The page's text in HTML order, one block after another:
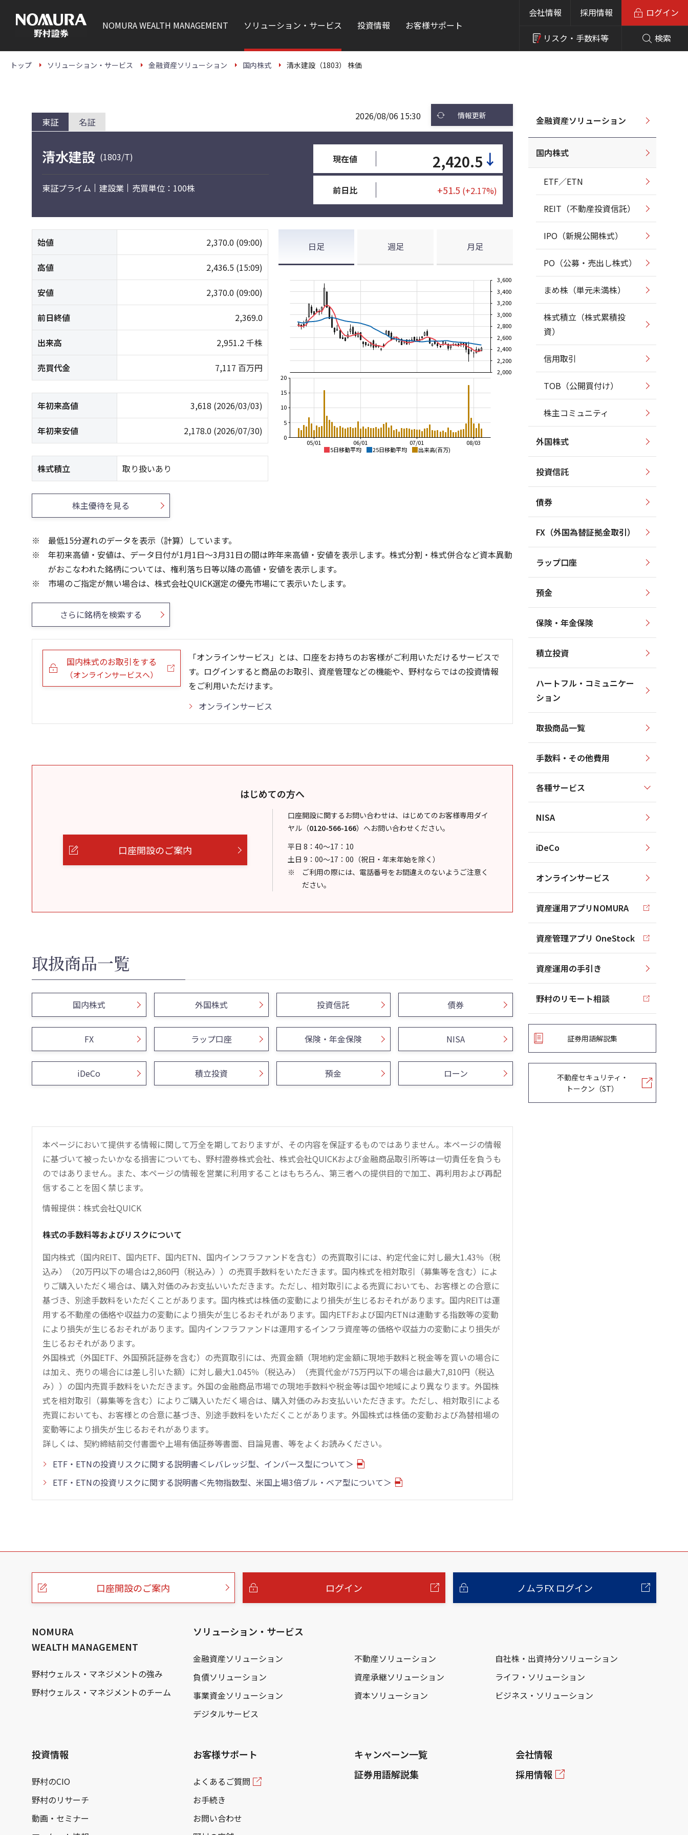
本
NOMURAWEALTH MANAGEMENT ソリューション・サービス 投資情報 お客様サポート
会社情報 採用情報
リスク・ 手数料等 検索
ログイン
トップ ソリューション・サービス 金融資産ソリューション 国内株式 清水建設（1803） 株価
東証 名証 2026/08/06 15:30 情報更新
清水建設 (1803/T)
東証プライム 建設業 売買単位：100株
現在値 2,420.5 ↓
前日比 +51.5 (+2.17%)
始値 2,370.0 (09:00)
高値 2,436.5 (15:09)
安値 2,370.0 (09:00)
前日終値 2,369.0
出来高 2,951.2 千株
売買代金 7,117 百万円
年初来高値 3,618 (2026/03/03)
年初来安値 2,178.0 (2026/07/30)
株式積立 取り扱いあり
日足 週足 月足
5日移動平均 25日移動平均 出来高(百万)
08/03
07/01
06/01
05/01
2,000
2,200
2,400
2,600
2,800
3,000
3,200
3,400
3,600
0
5
10
15
20
13週移動平均 26週移動平均 出来高(百万)
10
15
5ヶ月移動平均 25ヶ月移動平均 出来高(百万)
1,000
10
株主優待を見る
最低15分遅れのデータを表示（計算）しています。
年初来高値・安値は、データ日付が1月1日～3月31日の間は昨年来高値・安値を表示します。株式分割・株式併合など資本異動
がおこなわれた銘柄については、権利落ち日等以降の高値・安値を表示します。
市場のご指定が無い場合は、株式会社QUICK選定の優先市場にて表示いたします。
さらに銘柄を検索する
国内株式のお取引をする
（オンラインサービスへ）
「オンラインサービス」とは、口座をお持ちのお客様がご利用いただけるサービスで
す。ログインすると商品のお取引、資産管理などの機能や、野村ならではの投資情報
をご利用いただけます。
オンラインサービス
はじめての方へ
口座開設のご案内
口座開設に関するお問い合わせは、はじめてのお客様専用ダイ
ヤル （0120-566-166） へお問い合わせください。
平日 8：40～17：10
土日 9：00～17：00（祝日・年末年始を除く）
ご利用の際には、電話番号をお間違えのないようご注意く
ださい。
取扱商品一覧
国内株式 外国株式 投資信託 債券
FX ラップ口座 保険・年金保険 NISA
iDeCo 積立投資 預金 ローン
本ページにおいて提供する情報に関して万全を期しておりますが、その内容を保証するものではありません。本ページの情報
に基づいて被ったいかなる損害についても、野村證券株式会社、株式会社QUICKおよび金融商品取引所等は一切責任を負うも
のではありません。また、本ページの情報を営業に利用することはもちろん、第三者への提供目的で加工、再利用および再配
信することを固く禁じます。
情報提供：株式会社QUICK
株式の手数料等およびリスクについて
国内株式（国内REIT、国内ETF、国内ETN、国内インフラファンドを含む）の売買取引には、約定代金に対し最大1.43％（税
込み）（20万円以下の場合は2,860円（税込み））の売買手数料をいただきます。国内株式を相対取引（募集等を含む）によ
りご購入いただく場合は、購入対価のみお支払いいただきます。ただし、相対取引による売買においても、お客様との合意に
基づき、別途手数料をいただくことがあります。国内株式は株価の変動により損失が生じるおそれがあります。国内REITは運
用する不動産の価格や収益力の変動により損失が生じるおそれがあります。国内ETFおよび国内ETNは連動する指数等の変動
により損失が生じるおそれがあります。国内インフラファンドは運用するインフラ資産等の価格や収益力の変動により損失が
生じるおそれがあります。
外国株式（外国ETF、外国預託証券を含む）の売買取引には、売買金額（現地約定金額に現地手数料と税金等を買いの場合に
は加え、売りの場合には差し引いた額）に対し最大1.045％（税込み）（売買代金が75万円以下の場合は最大7,810円（税込
み））の国内売買手数料をいただきます。外国の金融商品市場での現地手数料や税金等は国や地域により異なります。外国株
式を相対取引（募集等を含む）によりご購入いただく場合は、購入対価のみお支払いいただきます。ただし、相対取引による
売買においても、お客様との合意に基づき、別途手数料をいただくことがあります。外国株式は株価の変動および為替相場の
変動等により損失が生じるおそれがあります。
詳しくは、契約締結前交付書面や上場有価証券等書面、目論見書、等をよくお読みください。
ETF・ETNの投資リスクに関する説明書＜レバレッジ型、インバース型について＞
ETF・ETNの投資リスクに関する説明書＜先物指数型、米国上場3倍ブル・ベア型について＞
金融資産ソリューション
国内株式
ETF／ETN
REIT（不動産投資信託）
IPO（新規公開株式）
PO（公募・売出し株式）
まめ株（単元未満株）
株式積立（株式累積投
資）
信用取引
TOB（公開買付け）
株主コミュニティ
外国株式
投資信託
債券
FX（外国為替証拠金取引）
ラップ口座
預金
保険・年金保険
積立投資
ハートフル・コミュニケー
ション
取扱商品一覧
手数料・その他費用
各種サービス
NISA
iDeCo
オンラインサービス
資産運用アプリNOMURA
資産管理アプリ OneStock
資産運用の手引き
野村のリモート相談
証券用語解説集
不動産セキュリティ・
トークン（ST）
こ
口座開設のご案内 ログイン ノムラFX ログイン
NOMURA
WEALTH MANAGEMENT
野村ウェルス・マネジメントの強み
野村ウェルス・マネジメントのチーム
ソリューション・サービス
金融資産ソリューション 不動産ソリューション
自社株・出資持分ソリューション
負債ソリューション
資産承継ソリューション
ライフ・ソリューション
事業資金ソリューション
資本ソリューション
ビジネス・ソリューション
デジタルサービス
投資情報
野村のCIO
野村のリサーチ
動画・セミナー
お客様サポート
よくあるご質問
お手続き
お問い合わせ
キャンペーン一覧
証券用語解説集
会社情報
採用情報